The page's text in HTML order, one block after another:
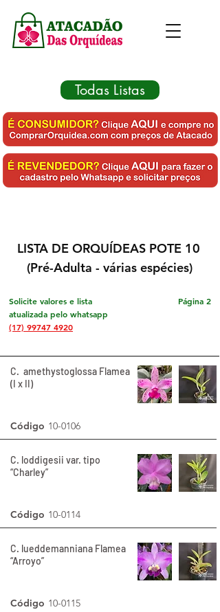
Todas Listas
LISTA DE ORQUÍDEAS POTE 10
(Pré-Adulta - várias espécies)
Solicite valores e lista
atualizada pelo whatsapp
(17) 99747 4920
Página 2
C. amethystoglossa Flamea
(I x II)
Código 10-0106
C. loddigesii var. tipo
“Charley”
Código 10-0114
C. lueddemanniana Flamea
“Arroyo”
Código 10-0115